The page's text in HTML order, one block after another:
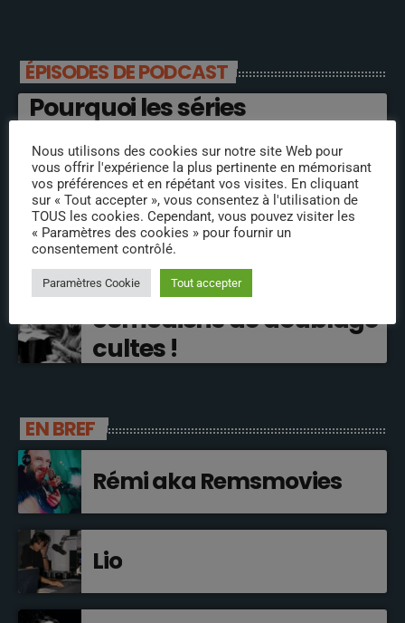
ÉPISODES DE PODCAST
Pourquoi les séries
américaines sont meilleures
que les françaises ?
Qu’est-ce qu’une bonne
alimentation ?
Interview rare de 3
comédiens de doublage
cultes !
EN BREF
Rémi aka Remsmovies
Lio
Nous utilisons des cookies sur notre site Web pour
vous offrir l'expérience la plus pertinente en mémorisant
vos préférences et en répétant vos visites. En cliquant
sur « Tout accepter », vous consentez à l'utilisation de
TOUS les cookies. Cependant, vous pouvez visiter les
« Paramètres des cookies » pour fournir un
consentement contrôlé.
Paramètres Cookie Tout accepter